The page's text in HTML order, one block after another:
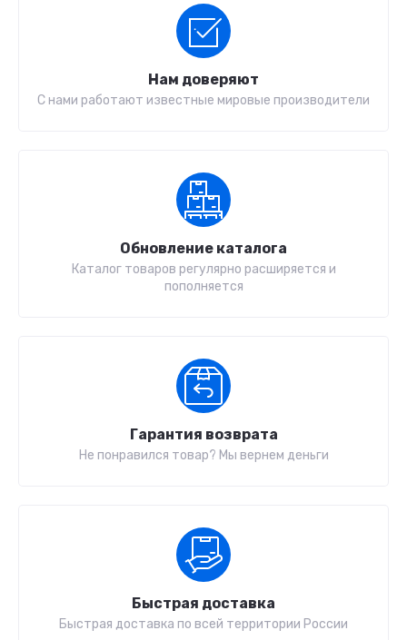
Нам доверяют
С нами работают известные мировые производители
Обновление каталога
Каталог товаров регулярно расширяется и
пополняется
Гарантия возврата
Не понравился товар? Мы вернем деньги
Быстрая доставка
Быстрая доставка по всей территории России